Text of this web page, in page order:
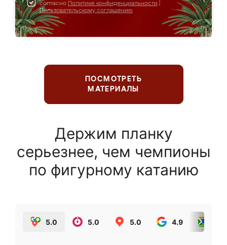
согласно Политике конфиденциальности
Пользовательскому соглашению
ПОСМОТРЕТЬ
МАТЕРИАЛЫ
Держим планку
серьезнее, чем чемпионы
по фигурному катанию
5.0 5.0 5.0 4.9